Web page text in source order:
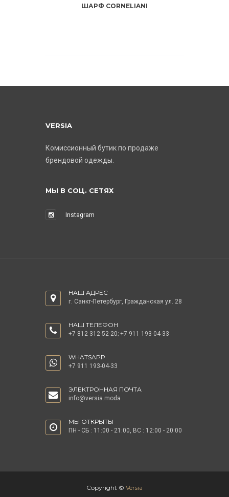
ШАРФ CORNELIANI
VERSIA
Комиссионный бутик по продаже
брендовой одежды.
МЫ В СОЦ. СЕТЯХ
Instagram
НАШ АДРЕС
г. Санкт-Петербург, Гражданская ул. 28
НАШ ТЕЛЕФОН
+7 812 312-52-20; +7 911 193-04-33
WHATSAPP
+7 911 193-04-33
ЭЛЕКТРОННАЯ ПОЧТА
info@versia.moda
МЫ ОТКРЫТЫ
ПН - СБ : 11:00 - 21:00, ВС : 12:00 - 20:00
Copyright © Versia